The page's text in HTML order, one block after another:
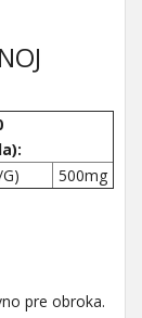
500mg
pre obroka.